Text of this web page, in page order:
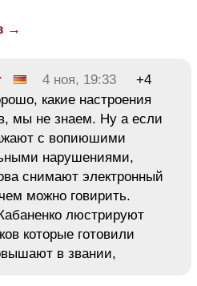
→
4 ноя, 19:33
+4
какие настроения
мы не знаем. Ну а если
с вопиюшими
нарушениями,
снимают электронный
можно говирить.
люстрируют
которые готовили
в звании,